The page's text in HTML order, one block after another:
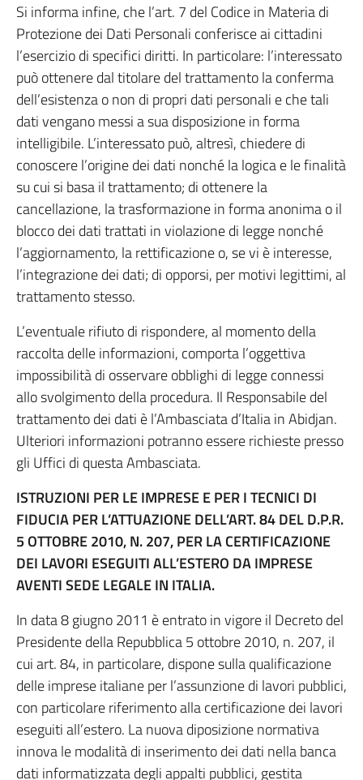
Si informa infine, che l’art. 7 del Codice in Materia di
Protezione dei Dati Personali conferisce ai cittadini
l’esercizio di specifici diritti. In particolare: l’interessato
può ottenere dal titolare del trattamento la conferma
dell’esistenza o non di propri dati personali e che tali
dati vengano messi a sua disposizione in forma
intelligibile. L’interessato può, altresì, chiedere di
conoscere l’origine dei dati nonché la logica e le finalità
su cui si basa il trattamento; di ottenere la
cancellazione, la trasformazione in forma anonima o il
blocco dei dati trattati in violazione di legge nonché
l’aggiornamento, la rettificazione o, se vi è interesse,
l’integrazione dei dati; di opporsi, per motivi legittimi, al
trattamento stesso.
L’eventuale rifiuto di rispondere, al momento della
raccolta delle informazioni, comporta l’oggettiva
impossibilità di osservare obblighi di legge connessi
allo svolgimento della procedura. Il Responsabile del
trattamento dei dati è l’Ambasciata d’Italia in Abidjan.
Ulteriori informazioni potranno essere richieste presso
gli Uffici di questa Ambasciata.
ISTRUZIONI PER LE IMPRESE E PER I TECNICI DI
FIDUCIA PER L’ATTUAZIONE DELL’ART. 84 DEL D.P.R.
5 OTTOBRE 2010, N. 207, PER LA CERTIFICAZIONE
DEI LAVORI ESEGUITI ALL’ESTERO DA IMPRESE
AVENTI SEDE LEGALE IN ITALIA.
In data 8 giugno 2011 è entrato in vigore il Decreto del
Presidente della Repubblica 5 ottobre 2010, n. 207, il
cui art. 84, in particolare, dispone sulla qualificazione
delle imprese italiane per l’assunzione di lavori pubblici,
con particolare riferimento alla certificazione dei lavori
eseguiti all’estero. La nuova diposizione normativa
innova le modalità di inserimento dei dati nella banca
dati informatizzata degli appalti pubblici, gestita